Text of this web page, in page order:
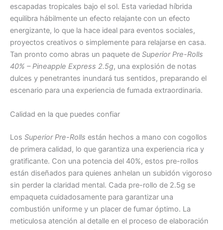
escapadas tropicales bajo el sol. Esta variedad híbrida
equilibra hábilmente un efecto relajante con un efecto
energizante, lo que la hace ideal para eventos sociales,
proyectos creativos o simplemente para relajarse en casa.
Tan pronto como abras un paquete de Superior Pre-Rolls
40% – Pineapple Express 2.5g, una explosión de notas
dulces y penetrantes inundará tus sentidos, preparando el
escenario para una experiencia de fumada extraordinaria.
Calidad en la que puedes confiar
Los Superior Pre-Rolls están hechos a mano con cogollos
de primera calidad, lo que garantiza una experiencia rica y
gratificante. Con una potencia del 40%, estos pre-rollos
están diseñados para quienes anhelan un subidón vigoroso
sin perder la claridad mental. Cada pre-rollo de 2.5g se
empaqueta cuidadosamente para garantizar una
combustión uniforme y un placer de fumar óptimo. La
meticulosa atención al detalle en el proceso de elaboración